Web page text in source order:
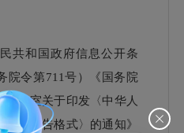
和国政府信息公开条
院令第711号）《国务院
公室关于印发〈中华人
度报告格式〉的通知》